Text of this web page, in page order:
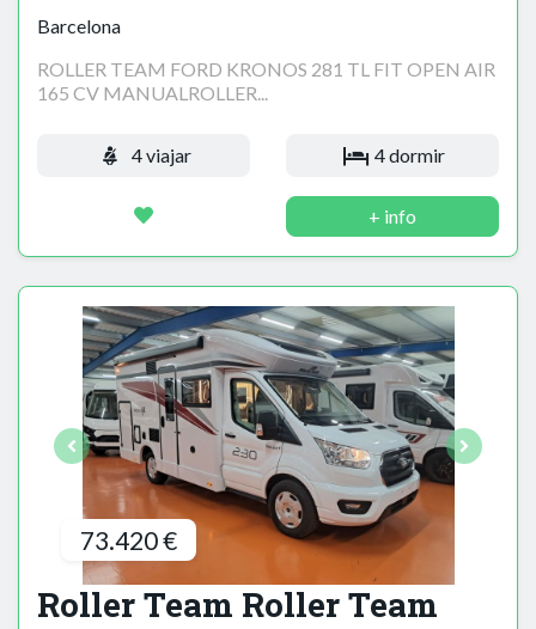
Barcelona
ROLLER TEAM FORD KRONOS 281 TL FIT OPEN AIR
165 CV MANUALROLLER...
4 viajar 4 dormir
+ info
73.420 €
Roller Team Roller Team